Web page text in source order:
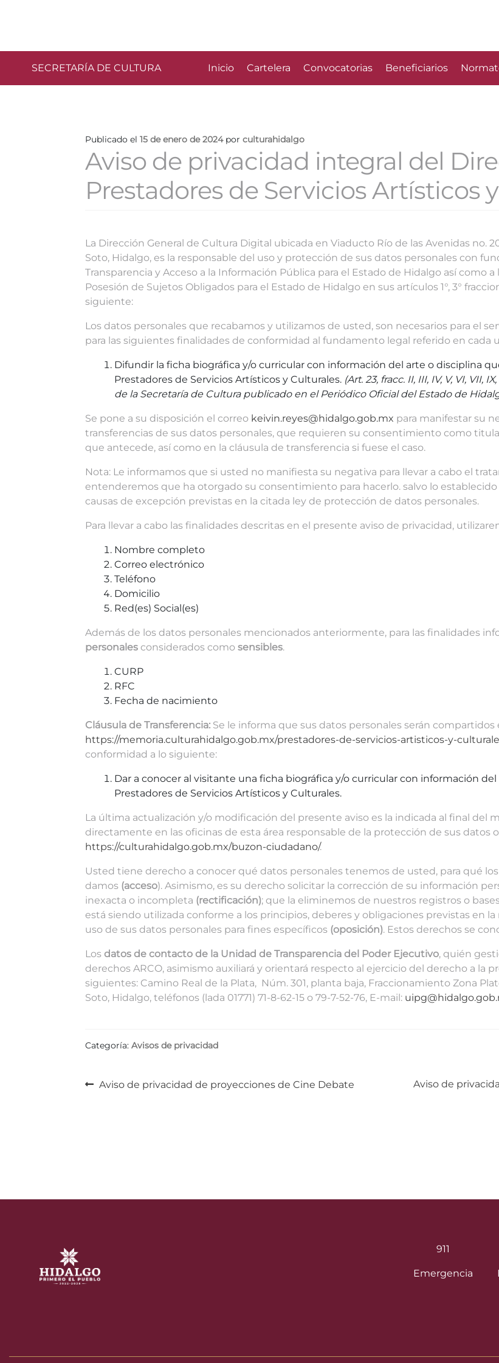
SECRETARÍA DE CULTURA Inicio Cartelera Convocatorias Beneficiarios
Publicado el15 de enero de 2024 porculturahidalgo
Aviso de privacidad integral del
Prestadores de Servicios Artísticos
La Dirección General de Cultura Digital ubicada en Viaducto Río de las Avenidas no.
Soto, Hidalgo, es la responsable del uso y protección de sus datos personales con
Transparencia y Acceso a la Información Pública para el Estado de Hidalgo así como
Posesión de Sujetos Obligados para el Estado de Hidalgo en sus artículos 1°, 3°
siguiente:
Los datos personales que recabamos y utilizamos de usted, son necesarios para el
para las siguientes finalidades de conformidad al fundamento legal referido en cada
Difundir la ficha biográfica y/o curricular con información del arte o disciplina
Prestadores de Servicios Artísticos y Culturales. (Art. 23, fracc. II, III, IV, V, VI, VII,
de la Secretaría de Cultura publicado en el Periódico Oficial del Estado de
Se pone a su disposición el correo keivin.reyes@hidalgo.gob.mx para manifestar su
transferencias de sus datos personales, que requieren su consentimiento como
que antecede, así como en la cláusula de transferencia si fuese el caso.
Nota: Le informamos que si usted no manifiesta su negativa para llevar a cabo el
entenderemos que ha otorgado su consentimiento para hacerlo. salvo lo establecido
causas de excepción previstas en la citada ley de protección de datos personales.
Para llevar a cabo las finalidades descritas en el presente aviso de privacidad,
Nombre completo
Correo electrónico
Teléfono
Domicilio
Red(es) Social(es)
Además de los datos personales mencionados anteriormente, para las finalidades
personales considerados comosensibles.
CURP
RFC
Fecha de nacimiento
Cláusula de Transferencia: Se le informa que sus datos personales serán compartidos
https://memoria.culturahidalgo.gob.mx/prestadores-de-servicios-artisticos-y-
conformidad a lo siguiente:
Dar a conocer al visitante una ficha biográfica y/o curricular con información
Prestadores de Servicios Artísticos y Culturales.
La última actualización y/o modificación del presente aviso es la indicada al final del
directamente en las oficinas de esta área responsable de la protección de sus datos
https://culturahidalgo.gob.mx/buzon-ciudadano/.
Usted tiene derecho a conocer qué datos personales tenemos de usted, para qué
damos (acceso). Asimismo, es su derecho solicitar la corrección de su información
inexacta o incompleta (rectificación); que la eliminemos de nuestros registros o
está siendo utilizada conforme a los principios, deberes y obligaciones previstas en
uso de sus datos personales para fines específicos (oposición). Estos derechos se
Losdatos de contacto de la Unidad de Transparencia del Poder Ejecutivo, quién
derechos ARCO, asimismo auxiliará y orientará respecto al ejercicio del derecho a la
siguientes: Camino Real de la Plata, Núm. 301, planta baja, Fraccionamiento Zona
Soto, Hidalgo, teléfonos (lada 01771) 71-8-62-15 o 79-7-52-76, E-mail:
Categoría:Avisos de privacidad
Navegación
Anterior:
Aviso de privacidad de proyecciones de Cine Debate Siguiente:
Aviso de
911
Emergencia